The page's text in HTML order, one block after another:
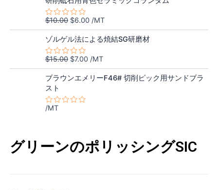
中
0
の
評
価
$7.50
で
し
た。
は
$5.80
で
す。
5
段
階
中
0
の
評
価
$10.00
の
価
格
は
$10.00
で
し
た。
$6.00
在
の
価
格
$6.00
で
す。
/MT
ゾルゲル法による焼結SG研磨材
5
段
階
中
0
の
評
価
$15.00
元
の
価
格
は
で
$7.00
現
在
の
価
格
/MT
ブラウンエメリーF46# 切削ピック用サンドブラ
スト
5
の
/MT
グリーンのポリッシングSIC